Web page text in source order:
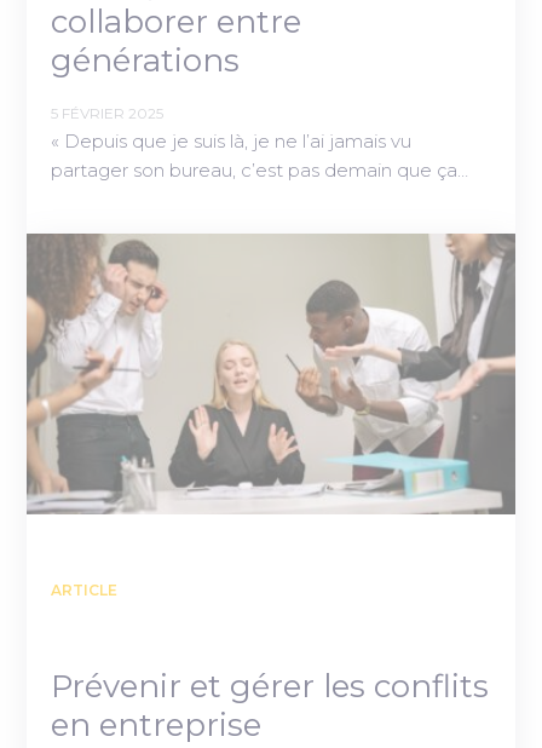
collaborer entre
générations
5 FÉVRIER 2025
« Depuis que je suis là, je ne l’ai jamais vu
partager son bureau, c’est pas demain que ça…
ARTICLE
Prévenir et gérer les conflits
en entreprise